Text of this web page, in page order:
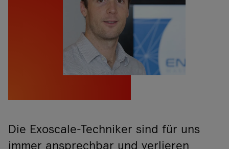
Die Exoscale-Techniker sind für uns
immer ansprechbar und verlieren